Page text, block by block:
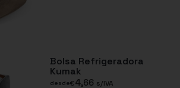
Bolsa Refrigeradora
Kumak
desde€4,66 s/IVA